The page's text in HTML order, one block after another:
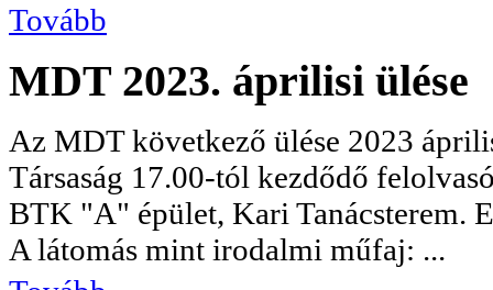
Tovább
MDT 2023. áprilisi ülése
Az MDT következő ülése 2023
Társaság 17.00-tól kezdődő
BTK "A" épület, Kari Tanácsterem.
A látomás mint irodalmi műfaj: ...